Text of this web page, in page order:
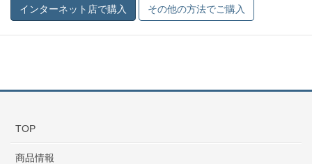
TOP
商品情報